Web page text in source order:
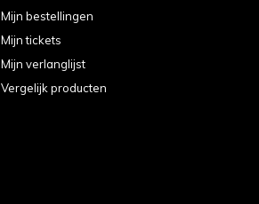
Mijn bestellingen
Mijn tickets
Mijn verlanglijst
Vergelijk producten